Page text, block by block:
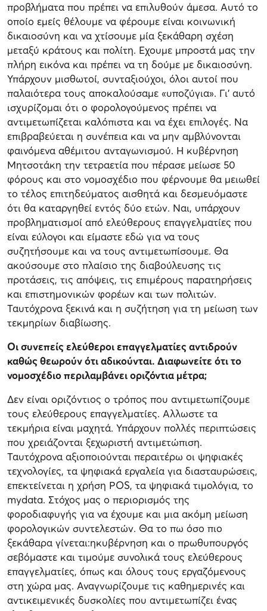
προβλήματα που πρέπει να επιλυθούν άμεσα. Αυτό το
οποίο εμείς θέλουμε να φέρουμε είναι κοινωνική
δικαιοσύνη και να χτίσουμε μία ξεκάθαρη σχέση
μεταξύ κράτους και πολίτη. Εχουμε μπροστά μας την
πλήρη εικόνα και πρέπει να τη δούμε με δικαιοσύνη.
Υπάρχουν μισθωτοί, συνταξιούχοι, όλοι αυτοί που
παλαιότερα τους αποκαλούσαμε «υποζύγια». Γι’ αυτό
ισχυρίζομαι ότι ο φορολογούμενος πρέπει να
αντιμετωπίζεται καλόπιστα και να έχει επιλογές. Να
επιβραβεύεται η συνέπεια και να μην αμβλύνονται
φαινόμενα αθέμιτου ανταγωνισμού. Η κυβέρνηση
Μητσοτάκη την τετραετία που πέρασε μείωσε 50
φόρους και στο νομοσχέδιο που φέρνουμε θα μειωθεί
το τέλος επιτηδεύματος αισθητά και δεσμευόμαστε
ότι θα καταργηθεί εντός δύο ετών. Ναι, υπάρχουν
προβληματισμοί από ελεύθερους επαγγελματίες που
είναι εύλογοι και είμαστε εδώ για να τους
συζητήσουμε και να τους αντιμετωπίσουμε. Θα
ακούσουμε στο πλαίσιο της διαβούλευσης τις
προτάσεις, τις απόψεις, τις επιμέρους παρατηρήσεις
και επιστημονικών φορέων και των πολιτών.
Ταυτόχρονα ξεκινά και η συζήτηση για τη μείωση των
τεκμηρίων διαβίωσης.
Οι συνεπείς ελεύθεροι επαγγελματίες αντιδρούν
καθώς θεωρούν ότι αδικούνται. Διαφωνείτε ότι το
νομοσχέδιο περιλαμβάνει οριζόντια μέτρα;
Δεν είναι οριζόντιος ο τρόπος που αντιμετωπίζουμε
τους ελεύθερους επαγγελματίες. Αλλωστε τα
τεκμήρια είναι μαχητά. Υπάρχουν πολλές περιπτώσεις
που χρειάζονται ξεχωριστή αντιμετώπιση.
Ταυτόχρονα αξιοποιούνται περαιτέρω οι ψηφιακές
τεχνολογίες, τα ψηφιακά εργαλεία για διασταυρώσεις,
επεκτείνεται η χρήση POS, τα ψηφιακά τιμολόγια, το
mydata. Στόχος μας ο περιορισμός της
φοροδιαφυγής για να έχουμε και μια ακόμη μείωση
φορολογικών συντελεστών. Θα το πω όσο πιο
ξεκάθαρα γίνεται:ηκυβέρνηση και ο πρωθυπουργός
σεβόμαστε και τιμούμε συνολικά τους ελεύθερους
επαγγελματίες, όπως και όλους τους εργαζόμενους
στη χώρα μας. Αναγνωρίζουμε τις καθημερινές και
αντικειμενικές δυσκολίες που αντιμετωπίζει ένας